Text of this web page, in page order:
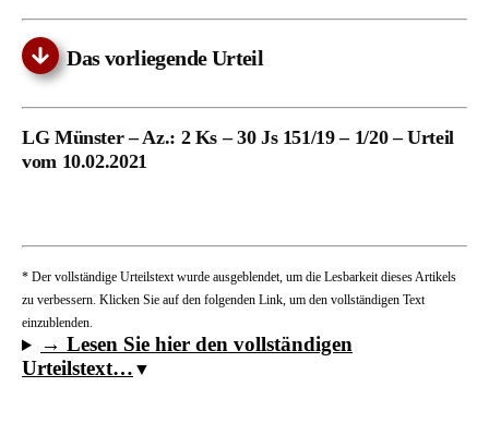
Das vorliegende Urteil
LG Münster – Az.: 2 Ks – 30 Js 151/19 – 1/20 – Urteil
vom 10.02.2021
* Der vollständige Urteilstext wurde ausgeblendet, um die Lesbarkeit dieses Artikels
zu verbessern. Klicken Sie auf den folgenden Link, um den vollständigen Text
einzublenden.
→ Lesen Sie hier den vollständigen
Urteilstext…